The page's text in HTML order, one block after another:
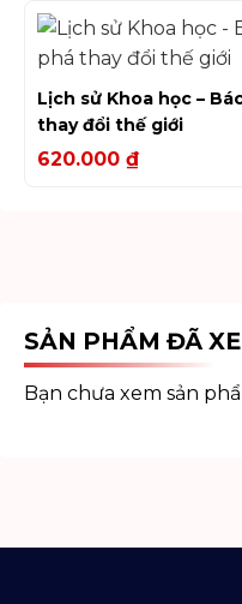
Lịch sử Khoa học –
thay đổi thế giới
620.000 ₫
SẢN PHẨM ĐÃ
Bạn chưa xem sản